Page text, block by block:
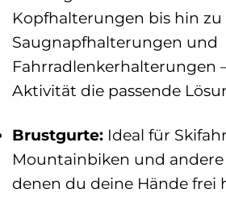
Kopfhalterungen bis hin zu
Saugnapfhalterungen und
Fahrradlenkerhalterungen
Aktivität die passende
Brustgurte: Ideal für
Mountainbiken und
denen du deine Hände frei